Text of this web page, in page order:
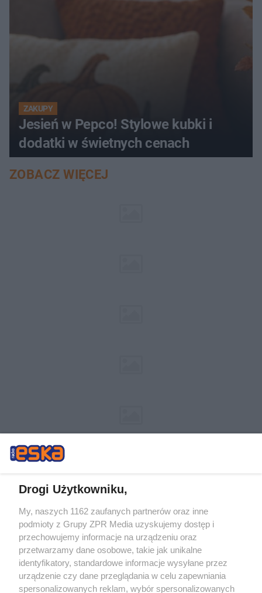
ZAKUPY
Jesień w Pepco! Stylowe kubki i
dodatki w świetnych cenach
ZOBACZ WIĘCEJ
Żaden utwór zamieszczony w serwisie nie może być powielany i
rozpowszechniany lub dalej rozpowszechniany w jakikolwiek sposób (w
tym także elektroniczny lub mechaniczny) na jakimkolwiek polu
eksploatacji w jakiejkolwiek formie, włącznie z umieszczaniem w Internecie
bez pisemnej zgody właściciela praw. Jakiekolwiek użycie lub
wykorzystanie utworów w całości lub w części z naruszeniem prawa, tzn.
bez właściwej zgody, jest zabronione pod groźbą kary i może być ścigane
prawnie.
Drogi Użytkowniku,
My, naszych 1162 zaufanych partnerów oraz inne
podmioty z Grupy ZPR Media uzyskujemy dostęp i
przechowujemy informacje na urządzeniu oraz
przetwarzamy dane osobowe, takie jak unikalne
identyfikatory, standardowe informacje wysyłane przez
urządzenie czy dane przeglądania w celu zapewniania
spersonalizowanych reklam, wybór spersonalizowanych